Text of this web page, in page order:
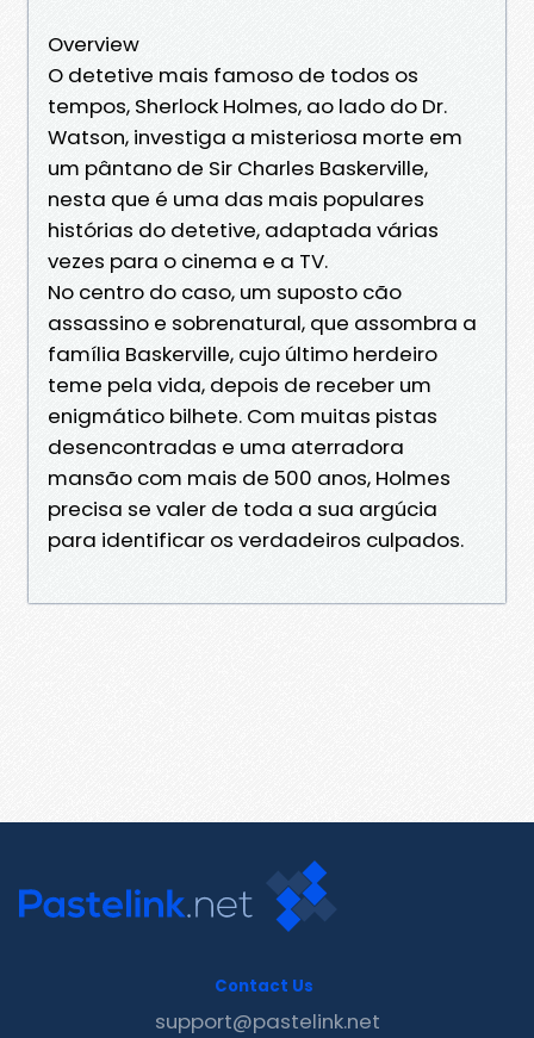
Overview
O detetive mais famoso de todos os
tempos, Sherlock Holmes, ao lado do Dr.
Watson, investiga a misteriosa morte em
um pântano de Sir Charles Baskerville,
nesta que é uma das mais populares
histórias do detetive, adaptada várias
vezes para o cinema e a TV.
No centro do caso, um suposto cão
assassino e sobrenatural, que assombra a
família Baskerville, cujo último herdeiro
teme pela vida, depois de receber um
enigmático bilhete. Com muitas pistas
desencontradas e uma aterradora
mansão com mais de 500 anos, Holmes
precisa se valer de toda a sua argúcia
para identificar os verdadeiros culpados.
Contact Us
support@pastelink.net